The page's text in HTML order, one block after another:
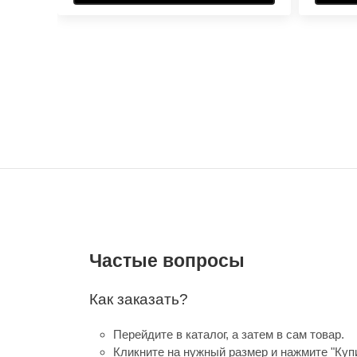
Частые вопросы
Как заказать?
Перейдите в каталог, а затем в сам товар.
Кликните на нужный размер и нажмите